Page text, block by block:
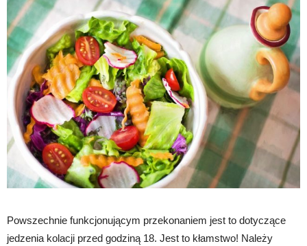
Powszechnie funkcjonującym przekonaniem jest to dotyczące
jedzenia kolacji przed godziną 18. Jest to kłamstwo! Należy